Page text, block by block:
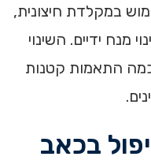
במקלדת חיצונית,
מנח ידיים. השינוי
כמה התאמות קטנות
בכאב